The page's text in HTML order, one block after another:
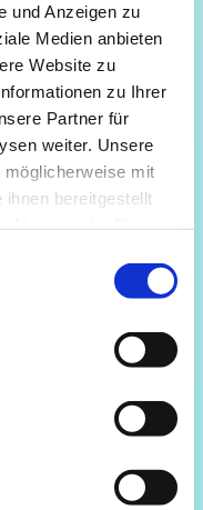
und Anzeigen zu
Medien anbieten
Website zu
zu Ihrer
Partner für
weiter. Unsere
mit
bereitgestellt